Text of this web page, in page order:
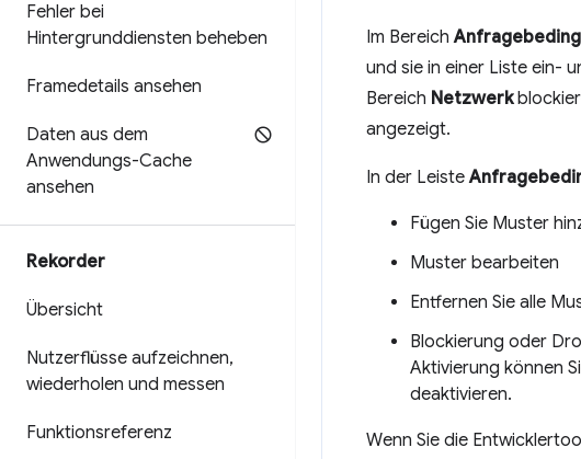
Fehler bei
Hintergrunddiensten beheben
Framedetails ansehen
Daten aus dem
Anwendungs-Cache
ansehen
Rekorder
Übersicht
Nutzerflüsse aufzeichnen,
wiederholen und messen
Funktionsreferenz
Im Bereich
und sie in einer Liste ein-
Bereich Netzwerk
angezeigt.
In der Leiste
Fügen Sie Muster
Muster bearbeiten
Entfernen Sie alle
Blockierung oder
Aktivierung können
deaktivieren.
Wenn Sie die